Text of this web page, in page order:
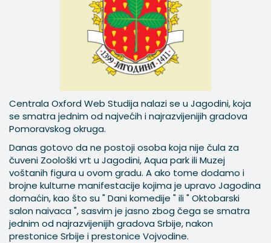
Centrala Oxford Web Studija nalazi se u Jagodini, koja
se smatra jednim od najvećih i najrazvijenijih gradova
Pomoravskog okruga.
Danas gotovo da ne postoji osoba koja nije čula za
čuveni Zoološki vrt u Jagodini, Aqua park ili Muzej
voštanih figura u ovom gradu. A ako tome dodamo i
brojne kulturne manifestacije kojima je upravo Jagodina
domaćin, kao što su " Dani komedije " ili " Oktobarski
salon naivaca ", sasvim je jasno zbog čega se smatra
jednim od najrazvijenijih gradova Srbije, nakon
prestonice Srbije i prestonice Vojvodine.